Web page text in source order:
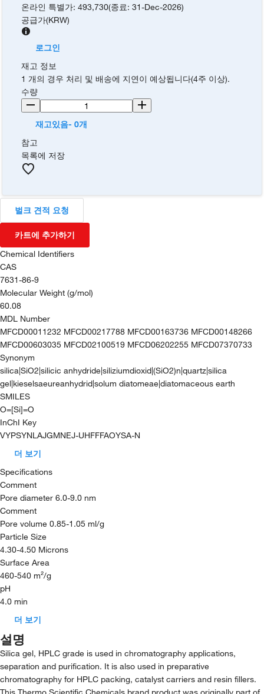
온라인 특별가:493,730(종료:31-Dec-2026)
공급가(KRW)
로그인
재고 정보
1 개의 경우 처리 및 배송에 지연이 예상됩니다(4주 이상).
수량
재고있음- 0개
참고
목록에 저장
벌크 견적 요청
카트에 추가하기
Chemical Identifiers
CAS
7631-86-9
Molecular Weight (g/mol)
60.08
MDL Number
MFCD00011232 MFCD00217788 MFCD00163736 MFCD00148266
MFCD00603035 MFCD02100519 MFCD06202255 MFCD07370733
Synonym
silica|SiO2|silicic anhydride|siliziumdioxid|(SiO2)n|quartz|silica
gel|kieselsaeureanhydrid|solum diatomeae|diatomaceous earth
SMILES
O=[Si]=O
InChI Key
VYPSYNLAJGMNEJ-UHFFFAOYSA-N
더 보기
Specifications
Comment
Pore diameter 6.0-9.0 nm
Comment
Pore volume 0.85-1.05 ml/g
Particle Size
4.30-4.50 Microns
Surface Area
460-540 m²/g
pH
4.0 min
더 보기
설명
Silica gel, HPLC grade is used in chromatography applications,
separation and purification. It is also used in preparative
chromatography for HPLC packing, catalyst carriers and resin fillers.
This Thermo Scientific Chemicals brand product was originally part of